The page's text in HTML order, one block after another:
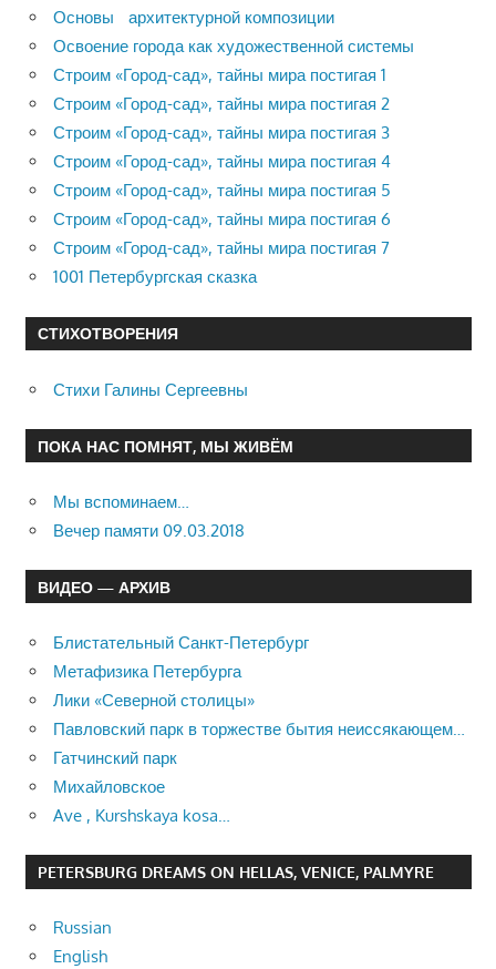
Основы архитектурной композиции
Освоение города как художественной системы
Строим «Город-сад», тайны мира постигая 1
Строим «Город-сад», тайны мира постигая 2
Строим «Город-сад», тайны мира постигая 3
Строим «Город-сад», тайны мира постигая 4
Строим «Город-сад», тайны мира постигая 5
Строим «Город-сад», тайны мира постигая 6
Строим «Город-сад», тайны мира постигая 7
1001 Петербургская сказка
СТИХОТВОРЕНИЯ
Стихи Галины Сергеевны
ПОКА НАС ПОМНЯТ, МЫ ЖИВЁМ
Мы вспоминаем…
Вечер памяти 09.03.2018
ВИДЕО — АРХИВ
Блистательный Санкт-Петербург
Метафизика Петербурга
Лики «Северной столицы»
Павловский парк в торжестве бытия неиссякающем…
Гатчинский парк
Михайловское
Ave , Kurshskaya kosa…
PETERSBURG DREAMS ON HELLAS, VENICE, PALMYRE
Russian
English